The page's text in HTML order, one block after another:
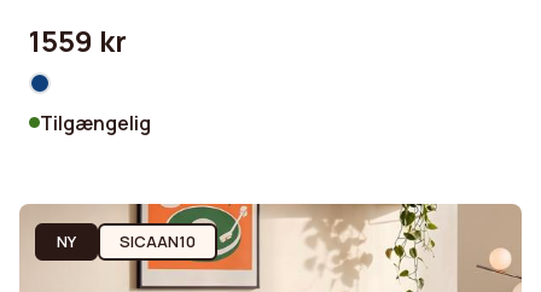
1559 kr
Tilgængelig
NY SICAAN10